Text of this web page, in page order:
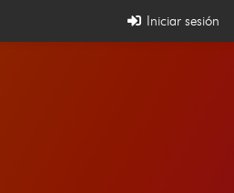
Iniciar sesión